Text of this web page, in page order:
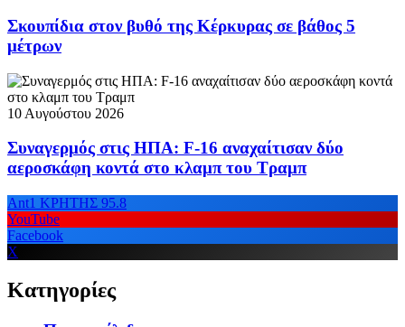
Σκουπίδια στον βυθό της Κέρκυρας σε βάθος 5
μέτρων
10 Αυγούστου 2026
Συναγερμός στις ΗΠΑ: F-16 αναχαίτισαν δύο
αεροσκάφη κοντά στο κλαμπ του Τραμπ
Ant1 ΚΡΗΤΗΣ 95.8
YouTube
Facebook
X
Κατηγορίες